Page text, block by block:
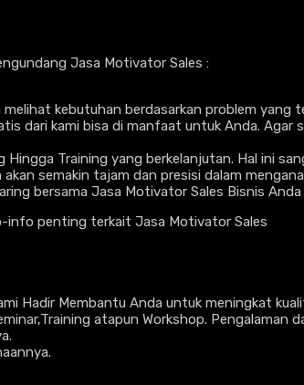
Jasa Motivator Sales :
kebutuhan berdasarkan problem yang
dari kami bisa di manfaat untuk Anda. Agar
Hingga Training yang berkelanjutan. Hal ini
semakin tajam dan presisi dalam
bersama Jasa Motivator Sales Bisnis Anda
info penting terkait Jasa Motivator Sales
Hadir Membantu Anda untuk meningkat
atapun Workshop. Pengalaman